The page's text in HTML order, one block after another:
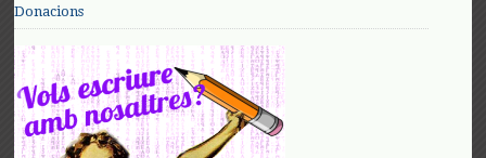
Donacions